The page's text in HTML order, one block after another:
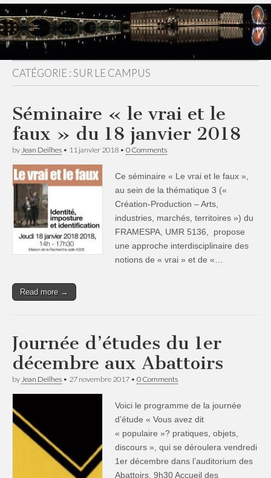
CATÉGORIE :SUR LE CAMPUS
Séminaire « le vrai et le
faux » du 18 janvier 2018
by Jean Deilhes • 11 janvier 2018 • 0 Comments
Ce séminaire « Le vrai et le faux »,
au sein de la thématique 3 («
Création-Production – Arts,
industries, marchés, territoires ») du
FRAMESPA, UMR 5136, propose
une approche interdisciplinaire des
notions de « vrai » et de «…
Read more →
Journée d’études du 1er
décembre aux Abattoirs
by Jean Deilhes • 27 novembre 2017 • 0 Comments
Voici le programme de la journée
d’étude « Vous avez dit
« populaire »? pratiques, objets,
discours », qui se déroulera vendredi
1er décembre dans l’auditorium des
Abattoirs. 9h30 Accueil des